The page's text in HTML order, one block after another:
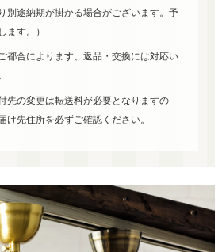
別途納期が掛かる場合がございます。予
ます。）
都合によります、返品・交換には対応い
先の変更は転送料が必要となりますの
け先住所を必ずご確認ください。